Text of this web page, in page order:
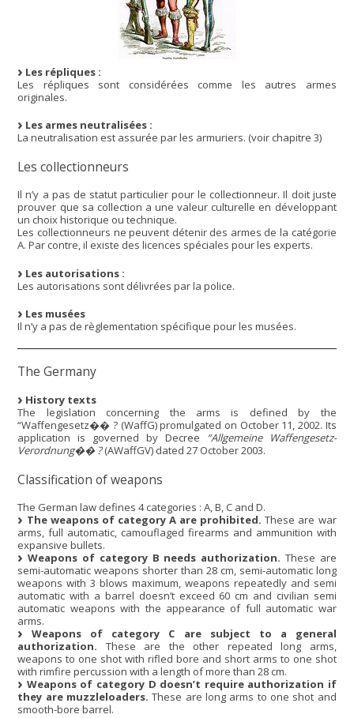
Les répliques :
Les répliques sont considérées comme les autres armes
originales.
Les armes neutralisées :
La neutralisation est assurée par les armuriers. (voir chapitre 3)
Les collectionneurs
Il n’y a pas de statut particulier pour le collectionneur. Il doit juste
prouver que sa collection a une valeur culturelle en développant
un choix historique ou technique.
Les collectionneurs ne peuvent détenir des armes de la catégorie
A. Par contre, il existe des licences spéciales pour les experts.
Les autorisations :
Les autorisations sont délivrées par la police.
Les musées
Il n’y a pas de règlementation spécifique pour les musées.
The Germany
History texts
The legislation concerning the arms is defined by the
“Waffengesetz�� ? (WaffG) promulgated on October 11, 2002. Its
application is governed by Decree
“Allgemeine Waffengesetz-
Verordnung�� ?(AWaffGV) dated 27 October 2003.
Classification of weapons
The German law defines 4 categories : A, B, C and D.
The weapons of category A are prohibited. These are war
arms, full automatic, camouflaged firearms and ammunition with
expansive bullets.
Weapons of category B needs authorization. These are
semi-automatic weapons shorter than 28 cm, semi-automatic long
weapons with 3 blows maximum, weapons repeatedly and semi
automatic with a barrel doesn’t exceed 60 cm and civilian semi
automatic weapons with the appearance of full automatic war
arms.
Weapons of category C are subject to a general
authorization. These are the other repeated long arms,
weapons to one shot with rifled bore and short arms to one shot
with rimfire percussion with a length of more than 28 cm.
Weapons of category D doesn’t require authorization if
they are muzzleloaders. These are long arms to one shot and
smooth-bore barrel.